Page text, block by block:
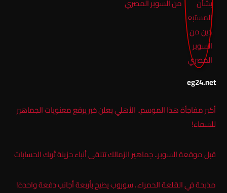
من السوبر المصري
eg24.net
أكبر مفاجأة هذا الموسم.. الأهلي يعلن خبر يرفع معنويات الجماهير
للسماء!
قبل موقعة السوبر.. جماهير الزمالك تتلقى أنباء حزينة تُربك الحسابات
مذبحة في القلعة الحمراء.. سوروب يطيح بأربعة أجانب دفعة واحدة!